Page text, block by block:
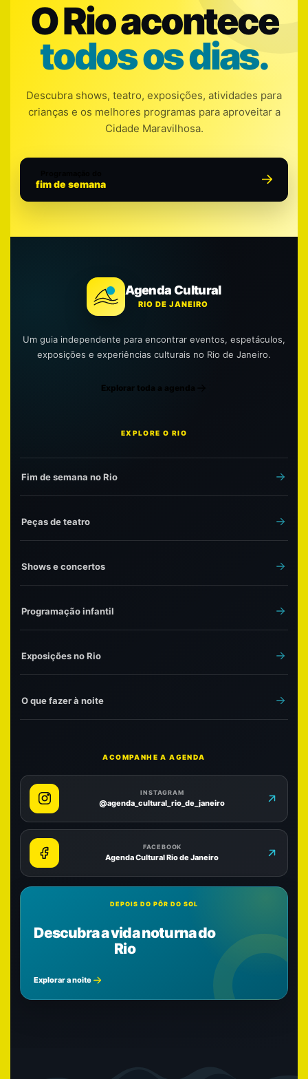
O Rio acontece
todos os dias.
Descubra shows, teatro, exposições, atividades para
crianças e os melhores programas para aproveitar a
Cidade Maravilhosa.
fim de semana
Agenda Cultural
RIO DE JANEIRO
Um guia independente para encontrar eventos, espetáculos,
exposições e experiências culturais no Rio de Janeiro.
Explorar toda a agenda
EXPLORE O RIO
Fim de semana no Rio
Peças de teatro
Shows e concertos
Programação infantil
Exposições no Rio
O que fazer à noite
ACOMPANHE A AGENDA
INSTAGRAM
@agenda_cultural_rio_de_janeiro
FACEBOOK
Agenda Cultural Rio de Janeiro
DEPOIS DO PÔR DO SOL
Descubra a vida noturna do
Rio
Explorar a noite